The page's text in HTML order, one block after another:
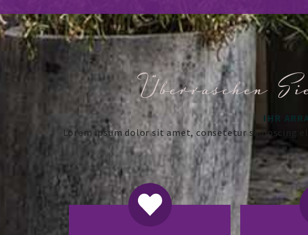
Überraschen
IHR
Lorem ipsum dolor sit amet, consetetur sadipscing